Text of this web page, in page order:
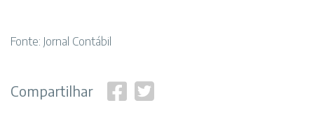
Fonte: Jornal Contábil
Compartilhar